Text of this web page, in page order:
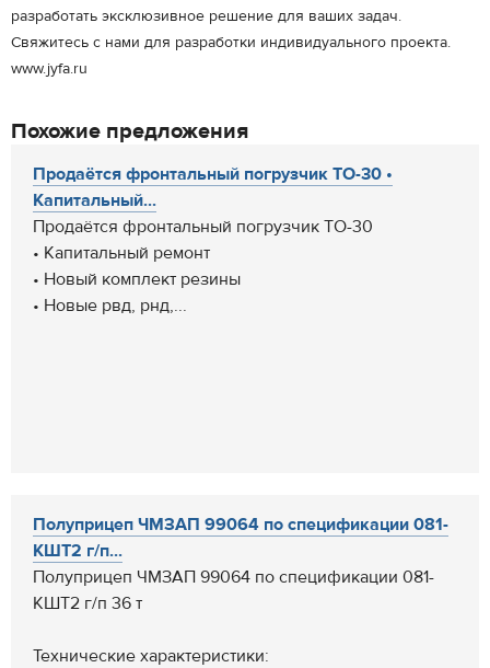
разработать эксклюзивное решение для ваших задач.
Свяжитесь с нами для разработки индивидуального проекта.
www.jyfa.ru
Похожие предложения
Продаётся фронтальный погрузчик ТО-30 •
Капитальный...
Продаётся фронтальный погрузчик ТО-30
• Капитальный ремонт
• Новый комплект резины
• Новые рвд, рнд,...
Полуприцеп ЧМЗАП 99064 по спецификации 081-
КШТ2 г/п...
Полуприцеп ЧМЗАП 99064 по спецификации 081-
КШТ2 г/п 36 т
Технические характеристики: